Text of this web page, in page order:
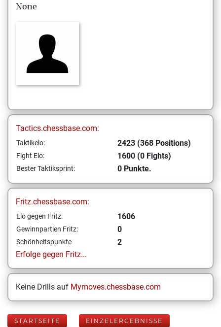
None
Tactics.chessbase.com:
Taktikelo: 2423 (368 Positions)
Fight Elo: 1600 (0 Fights)
Bester Taktiksprint: 0 Punkte.
Fritz.chessbase.com:
Elo gegen Fritz: 1606
Gewinnpartien Fritz: 0
Schönheitspunkte
2
Erfolge gegen Fritz...
Keine Drills auf Mymoves.chessbase.com
STARTSEITE EINZELERGEBNISSE